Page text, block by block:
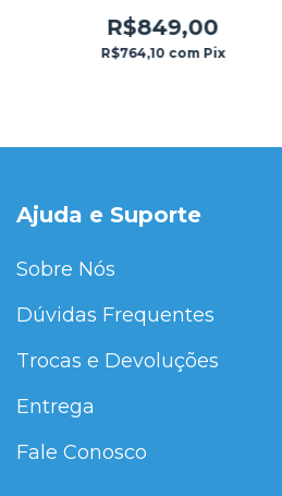
R$849,00
R$764,10 com Pix
Ajuda e Suporte
Sobre Nós
Dúvidas Frequentes
Trocas e Devoluções
Entrega
Fale Conosco